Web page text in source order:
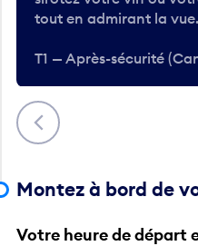
Précédent
Vérifiez votre carte